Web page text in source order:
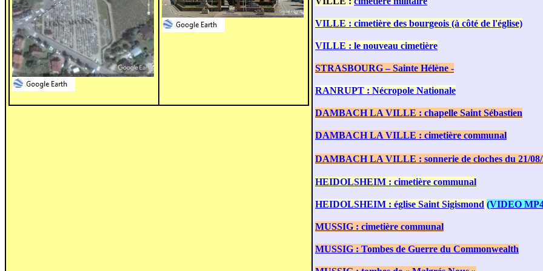
VILLE : cimetière des bourgeois (à côté de l'église)
VILLE : le nouveau cimetière
STRASBOURG – Sainte Hélène -
RANRUPT : Nécropole Nationale
DAMBACH LA VILLE : chapelle Saint Sébastien
DAMBACH LA VILLE : cimetière communal
DAMBACH LA VILLE : sonnerie de cloches du 21/08/
HEIDOLSHEIM : cimetière communal
HEIDOLSHEIM : église Saint Sigismond (VIDEO
MUSSIG : cimetière communal
MUSSIG : Tombes de Guerre du Commonwealth